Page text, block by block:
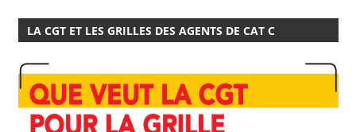
LA CGT ET LES GRILLES DES AGENTS DE CAT C